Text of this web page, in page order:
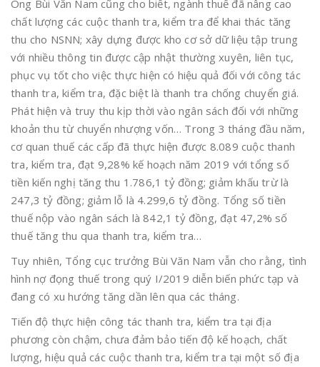
Ông Bùi Văn Nam cũng cho biết, ngành thuế đã nâng cao
chất lượng các cuộc thanh tra, kiểm tra để khai thác tăng
thu cho NSNN; xây dựng được kho cơ sở dữ liệu tập trung
với nhiều thông tin được cập nhật thường xuyên, liên tục,
phục vụ tốt cho việc thực hiện có hiệu quả đối với công tác
thanh tra, kiểm tra, đặc biệt là thanh tra chống chuyển giá.
Phát hiện và truy thu kịp thời vào ngân sách đối với những
khoản thu từ chuyển nhượng vốn… Trong 3 tháng đầu năm,
cơ quan thuế các cấp đã thực hiện được 8.089 cuộc thanh
tra, kiểm tra, đạt 9,28% kế hoạch năm 2019 với tổng số
tiền kiến nghị tăng thu 1.786,1 tỷ đồng; giảm khấu trừ là
247,3 tỷ đồng; giảm lỗ là 4.299,6 tỷ đồng. Tổng số tiền
thuế nộp vào ngân sách là 842,1 tỷ đồng, đạt 47,2% số
thuế tăng thu qua thanh tra, kiểm tra…
Tuy nhiên, Tổng cục trưởng Bùi Văn Nam vẫn cho rằng, tình
hình nợ đọng thuế trong quý I/2019 diễn biến phức tạp và
đang có xu hướng tăng dần lên qua các tháng.
Tiến độ thực hiện công tác thanh tra, kiểm tra tại địa
phương còn chậm, chưa đảm bảo tiến độ kế hoạch, chất
lượng, hiệu quả các cuộc thanh tra, kiểm tra tại một số địa